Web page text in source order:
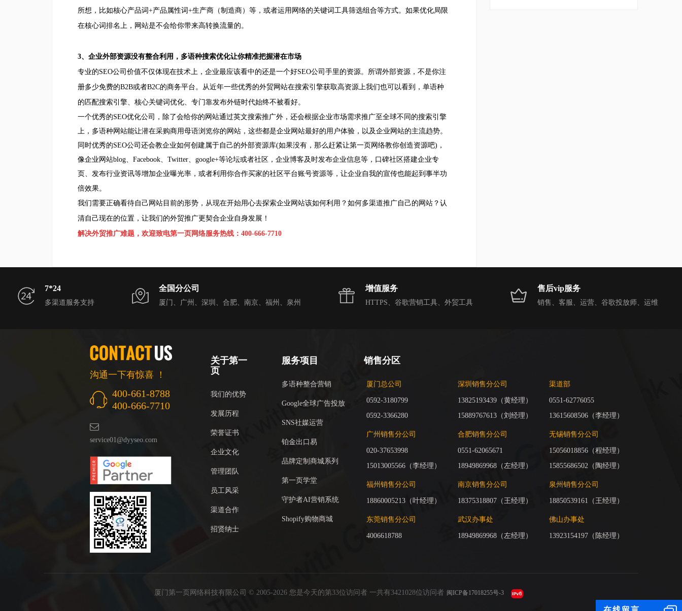
所想，比如核心产品词+产品属性词+生产商（制造商）等，或者运用网络的关键词工具筛选组合等方式。如果优化局限
在核心词排名上，网站是不会给你带来高转换流量的。
3、企业外部资源没有整合利用，多语种搜索优化让你精准把握潜在市场
专业的SEO公司价值不仅体现在技术上，企业最应该看中的还是一个好SEO公司手里的资源。所谓外部资源，不是你注
册多少免费的B2B或者B2C的商务平台。 从近年一些优秀的外贸网站在搜索引擎获取高资源上我们也可以看到，单语种
的匹配搜索引擎、核心关键词优化、专门靠发布外链时代始终不被看好。
一个优秀的SEO优化公司，除了会给你的网站通过英文搜索推广外，还会根据企业市场需求推广至全球不同的搜索引擎
上，多语种网站能让潜在采购商用母语浏览你的网站，这些都是企业网站最好的用户体验，以及企业网站的主流趋势。
同时优秀的SEO公司还会教企业如何创建属于自己的外部资源库(如果没有，那么赶紧让第一页网络教你创造资源吧)，
像企业网站blog、Facebook、Twitter、google+等论坛或者社区，企业博客及时发布企业信息等，口碑社区搭建企业专
页、发布行业资讯等增加企业曝光率，或者利用你合作买家的社区平台账号资源等，让企业自我的宣传也能起到事半功
倍效果。
我们需要正确看待自己网站目前的形势， 从现在开始用心去探索企业网站该如何利用 ？如何多渠道推广自己的网站 ？ 认
清自己现在的位置，让我们的外贸推广更契合企业自身发展！
解决外贸推广难题，欢迎致电第一页网络服务热线： 400-666-7710
7*24
多渠道服务支持
全国分公司
厦门、广州、深圳、合肥、南京、福州、泉州
增值服务
HTTPS、谷歌营销工具、外贸工具
售后vip服务
销售、客服、运营、谷歌投放师、运维
沟通一下有惊喜 ！
400-661-8788
400-666-7710
service01@dyyseo.com
关于第一
页
我们的优势
发展历程
荣誉证书
企业文化
管理团队
员工风采
渠道合作
招贤纳士
服务项目
多语种整合营销
Google全球广告投放
SNS社媒运营
铂金出口易
品牌定制商城系列
第一页学堂
守护者AI营销系统
Shopify购物商城
销售分区
厦门总公司
0592-3180799
0592-3366280
深圳销售分公司
13825193439（黄经理）
15889767613（刘经理）
渠道部
0551-62776055
13615608506（李经理）
广州销售分公司
020-37653998
15013005566（李经理）
合肥销售分公司
0551-62065671
18949869968（左经理）
无锡销售分公司
15056018856（程经理）
15855686502（陶经理）
福州销售分公司
18860005213（叶经理）
南京销售分公司
18375318807（王经理）
泉州销售分公司
18850539161（王经理）
东莞销售分公司
4006618788
武汉办事处
18949869968（左经理）
佛山办事处
13923154197（陈经理）
厦门第一页网络科技有限公司 © 2005-2026 您是今天的第33位访问者 一共有3421028位访问者 闽ICP备17018255号-3